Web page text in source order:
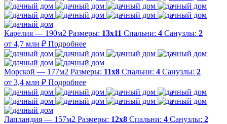
Карелия — 190м2 Размеры: 13х11 Спальни: 4 Санузлы: 2
от 4,7 млн ₽ Подробнее
Морской — 177м2 Размеры: 11х8 Спальни: 4 Санузлы: 2
от 3,4 млн ₽ Подробнее
Лапландия — 157м2 Размеры: 12х8 Спальни: 4 Санузлы: 2